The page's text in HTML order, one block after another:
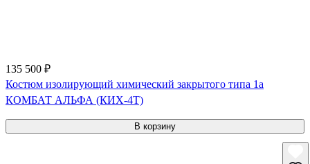
135 500 ₽
Костюм изолирующий химический закрытого типа 1a
КОМБАТ АЛЬФА (КИХ-4Т)
В корзину